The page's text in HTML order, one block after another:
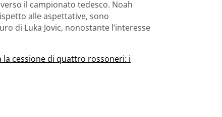
il campionato tedesco. Noah
alle aspettative, sono
di Luka Jovic, nonostante l’interesse
la cessione di quattro rossoneri: i